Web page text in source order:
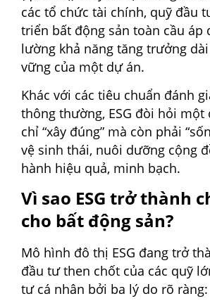
các tổ chức tài chính, quỹ đầu
triển bất động sản toàn cầu áp
lường khả năng tăng trưởng
vững của một dự án.
Khác với các tiêu chuẩn đánh
thông thường, ESG đòi hỏi
chỉ “xây đúng” mà còn phải
vệ sinh thái, nuôi dưỡng cộng
hành hiệu quả, minh bạch.
Vì sao ESG trở thành
cho bất động sản?
Mô hình đô thị ESG đang trở
đầu tư then chốt của các quỹ
tư cá nhân bởi ba lý do rõ ràng: